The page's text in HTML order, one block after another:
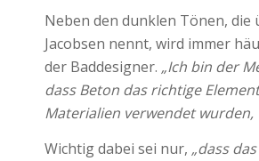
Neben den dunklen Tönen,
Jacobsen nennt, wird immer
der Baddesigner. „Ich bin der
dass Beton das richtige
Materialien verwendet
Wichtig dabei sei nur, „dass